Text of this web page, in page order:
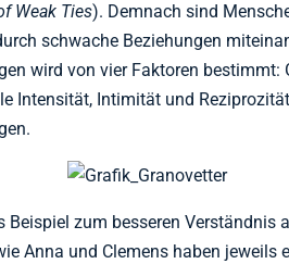
Weak Ties). Demnach sind
schwache Beziehungen
wird von vier Faktoren bestimmt:
Intensität, Intimität und
Beispiel zum besseren Verständnis
Anna und Clemens haben jeweils